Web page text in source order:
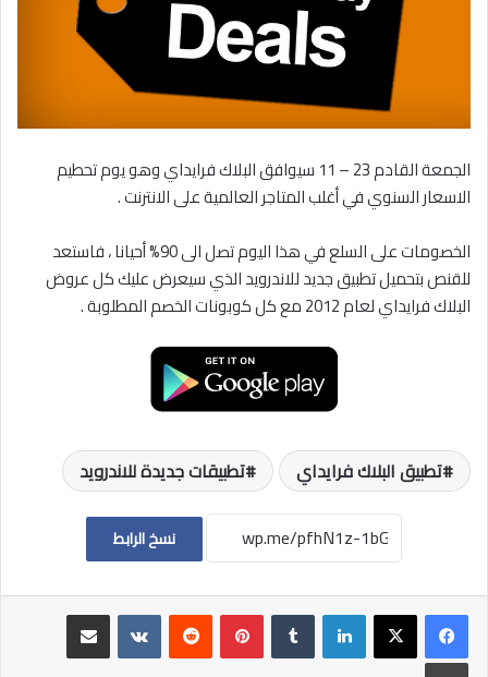
الجمعة القادم 23 – 11 سيوافق البلاك فرايداي وهو يوم تحطيم
الاسعار السنوي في أغلب المتاجر العالمية على الانترنت .
الخصومات على السلع في هذا اليوم تصل الى 90% أحيانا ، فاستعد
للقنص بتحميل تطبيق جديد للاندرويد الذي سيعرض عليك كل عروض
البلاك فرايداي لعام 2012 مع كل كوبونات الخصم المطلوبة .
تطبيق البلاك فرايداي تطبيقات جديدة للاندرويد
نسخ الرابط
لينكدإن بينتيريست
مشاركة عبر البريد
طباعة